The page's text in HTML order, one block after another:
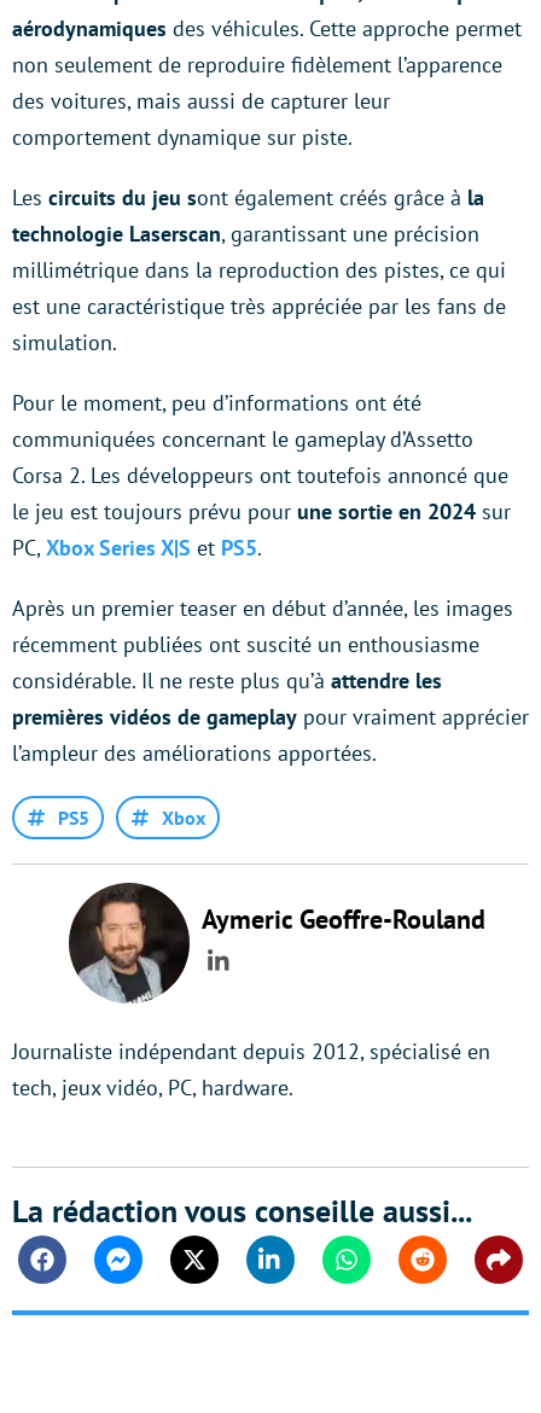
aérodynamiques des véhicules. Cette approche permet
non seulement de reproduire fidèlement l’apparence
des voitures, mais aussi de capturer leur
comportement dynamique sur piste.
Les circuits du jeu sont également créés grâce à la
technologie Laserscan, garantissant une précision
millimétrique dans la reproduction des pistes, ce qui
est une caractéristique très appréciée par les fans de
simulation.
Pour le moment, peu d’informations ont été
communiquées concernant le gameplay d’Assetto
Corsa 2. Les développeurs ont toutefois annoncé que
le jeu est toujours prévu pour une sortie en 2024 sur
PC,Xbox Series X|S et PS5.
Après un premier teaser en début d’année, les images
récemment publiées ont suscité un enthousiasme
considérable. Il ne reste plus qu’à attendre les
premières vidéos de gameplay pour vraiment apprécier
l’ampleur des améliorations apportées.
PS5 Xbox
Aymeric Geoffre-Rouland
LinkedIn
Journaliste indépendant depuis 2012, spécialisé en
tech, jeux vidéo, PC, hardware.
La rédaction vous conseille aussi...
FacebookMessengerTwitter Linkedin WhatsappReddit